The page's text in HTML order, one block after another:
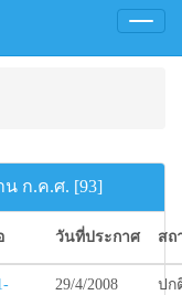
Toggle
ก.ค.ศ. [93]
วันที่ประกาศ สถ
29/4/2008 ปก